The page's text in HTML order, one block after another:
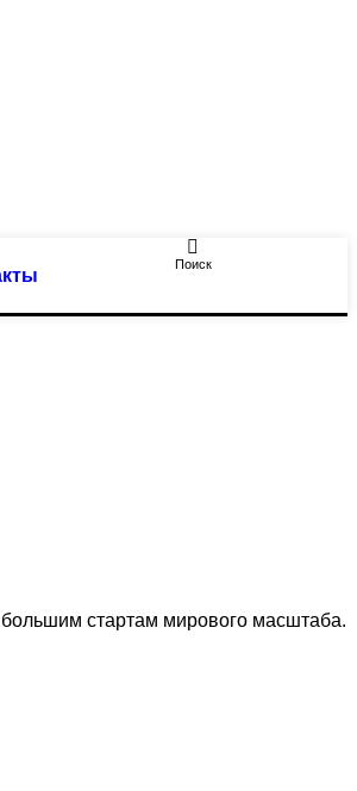
Поиск
стартам мирового масштаба.